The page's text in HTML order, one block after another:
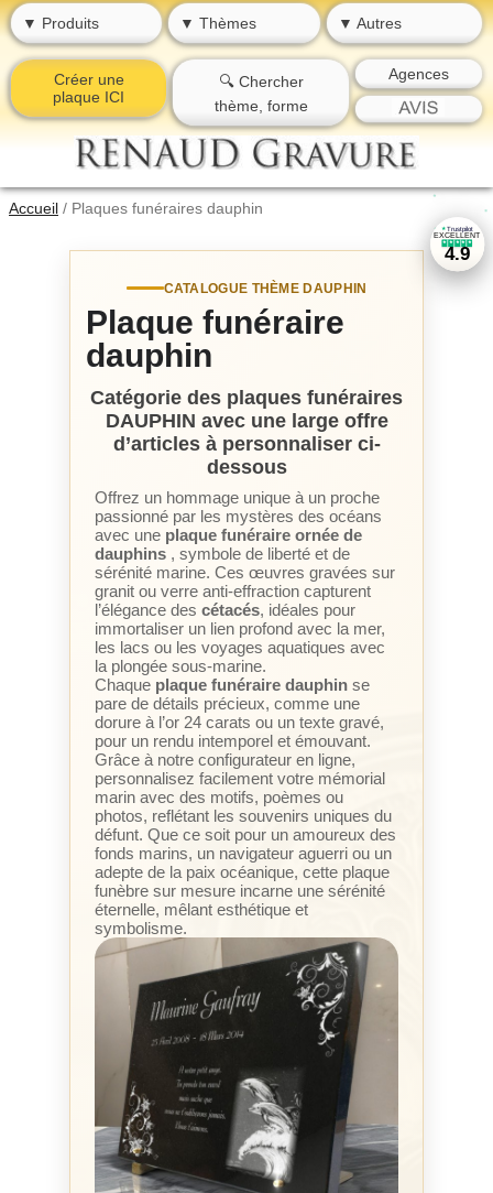
▼ Produits ▼ Thèmes ▼ Autres
Créer une
plaque ICI
🔍 Chercher
thème, forme
Agences
Accueil / Plaques funéraires dauphin
★
★★ Trustpilot
EXCELLENT
★ ★ ★ ★ ★
4.9
CATALOGUE THÈME DAUPHIN
Plaque funéraire
dauphin
Catégorie des plaques funéraires
DAUPHIN avec une large offre
d’articles à personnaliser ci-
dessous
Offrez un hommage unique à un proche
passionné par les mystères des océans
avec une plaque funéraire ornée de
dauphins , symbole de liberté et de
sérénité marine. Ces œuvres gravées sur
granit ou verre anti-effraction capturent
l’élégance des cétacés, idéales pour
immortaliser un lien profond avec la mer,
les lacs ou les voyages aquatiques avec
la plongée sous-marine.
Chaque plaque funéraire dauphin se
pare de détails précieux, comme une
dorure à l’or 24 carats ou un texte gravé,
pour un rendu intemporel et émouvant.
Grâce à notre configurateur en ligne,
personnalisez facilement votre mémorial
marin avec des motifs, poèmes ou
photos, reflétant les souvenirs uniques du
défunt. Que ce soit pour un amoureux des
fonds marins, un navigateur aguerri ou un
adepte de la paix océanique, cette plaque
funèbre sur mesure incarne une sérénité
éternelle, mêlant esthétique et
symbolisme.